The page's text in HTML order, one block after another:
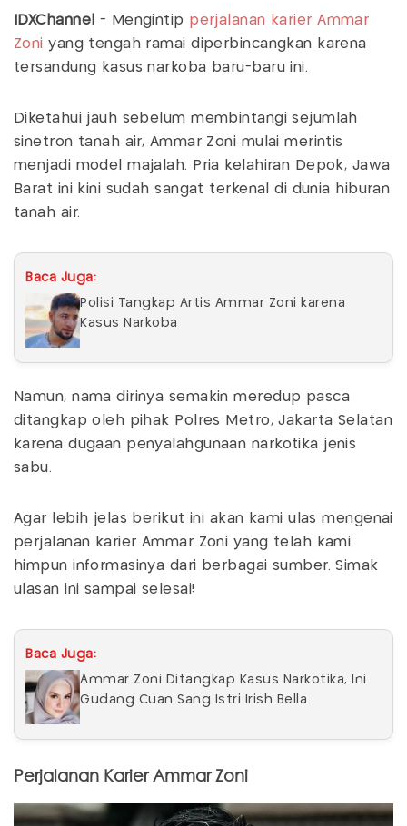
IDXChannel - Mengintip perjalanan karier Ammar
Zoni yang tengah ramai diperbincangkan karena
tersandung kasus narkoba baru-baru ini.
Diketahui jauh sebelum membintangi sejumlah
sinetron tanah air, Ammar Zoni mulai merintis
menjadi model majalah. Pria kelahiran Depok, Jawa
Barat ini kini sudah sangat terkenal di dunia hiburan
tanah air.
Baca Juga:
Polisi Tangkap Artis Ammar Zoni karena
Kasus Narkoba
Namun, nama dirinya semakin meredup pasca
ditangkap oleh pihak Polres Metro, Jakarta Selatan
karena dugaan penyalahgunaan narkotika jenis
sabu.
Agar lebih jelas berikut ini akan kami ulas mengenai
perjalanan karier Ammar Zoni yang telah kami
himpun informasinya dari berbagai sumber. Simak
ulasan ini sampai selesai!
Baca Juga:
Ammar Zoni Ditangkap Kasus Narkotika, Ini
Gudang Cuan Sang Istri Irish Bella
Perjalanan Karier Ammar Zoni